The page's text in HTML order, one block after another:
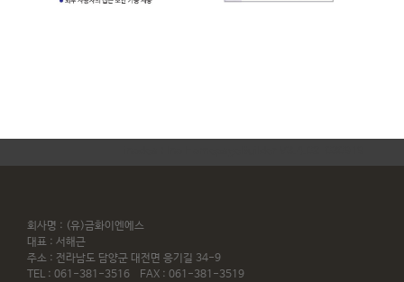
회사명 : (유)금화이엔에스
대표 : 서해근
주소 : 전라남도 담양군 대전면 응기길 34-9
TEL : 061-381-3516 FAX : 061-381-3519